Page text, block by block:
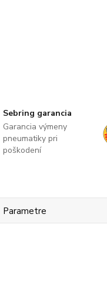
Sebring garancia
Garancia výmeny
pneumatiky pri
poškodení
Parametre